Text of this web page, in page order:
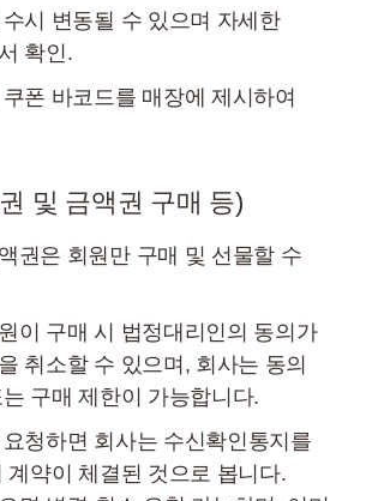
시 변동될 수 있으며 자세한
확인.
폰 바코드를 매장에 제시하여
및 금액권 구매 등)
권은 회원만 구매 및 선물할 수
이 구매 시 법정대리인의 동의가
취소할 수 있으며, 회사는 동의
구매 제한이 가능합니다.
청하면 회사는 수신확인통지를
계약이 체결된 것으로 봅니다.